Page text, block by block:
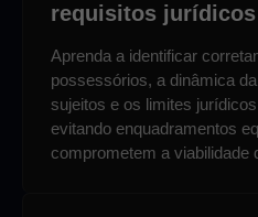
requisitos jurídicos
Aprenda a identificar
possessórios, a dinâmica
sujeitos e os limites
evitando enquadramentos
comprometem a viabilidade